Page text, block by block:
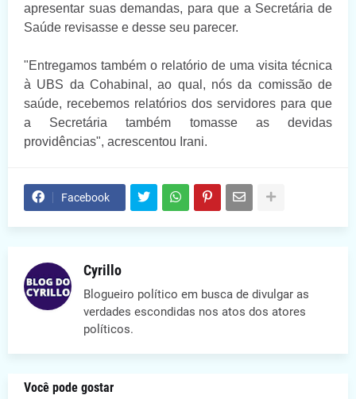
apresentar suas demandas, para que a Secretária de
Saúde revisasse e desse seu parecer.
"Entregamos também o relatório de uma visita técnica
à UBS da Cohabinal, ao qual, nós da comissão de
saúde, recebemos relatórios dos servidores para que
a Secretária também tomasse as devidas
providências", acrescentou Irani.
Facebook
Cyrillo
Blogueiro político em busca de divulgar as
verdades escondidas nos atos dos atores
políticos.
Você pode gostar